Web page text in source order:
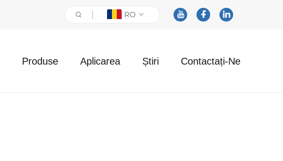
RO
Produse Aplicarea Știri Contactați-Ne